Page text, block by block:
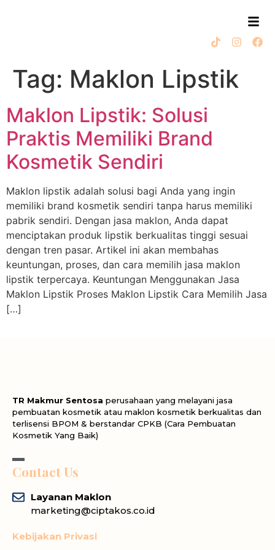
Tag: Maklon Lipstik
Maklon Lipstik: Solusi
Praktis Memiliki Brand
Kosmetik Sendiri
Maklon lipstik adalah solusi bagi Anda yang ingin
memiliki brand kosmetik sendiri tanpa harus memiliki
pabrik sendiri. Dengan jasa maklon, Anda dapat
menciptakan produk lipstik berkualitas tinggi sesuai
dengan tren pasar. Artikel ini akan membahas
keuntungan, proses, dan cara memilih jasa maklon
lipstik terpercaya. Keuntungan Menggunakan Jasa
Maklon Lipstik Proses Maklon Lipstik Cara Memilih Jasa
[…]
TR Makmur Sentosa perusahaan yang melayani jasa
pembuatan kosmetik atau maklon kosmetik berkualitas dan
terlisensi BPOM & berstandar CPKB (Cara Pembuatan
Kosmetik Yang Baik)
Contact Us
Layanan Maklon
marketing@ciptakos.co.id
Kebijakan Privasi